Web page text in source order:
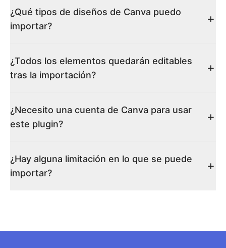
¿Qué tipos de diseños de Canva puedo
importar?
¿Todos los elementos quedarán editables
tras la importación?
¿Necesito una cuenta de Canva para usar
este plugin?
¿Hay alguna limitación en lo que se puede
importar?